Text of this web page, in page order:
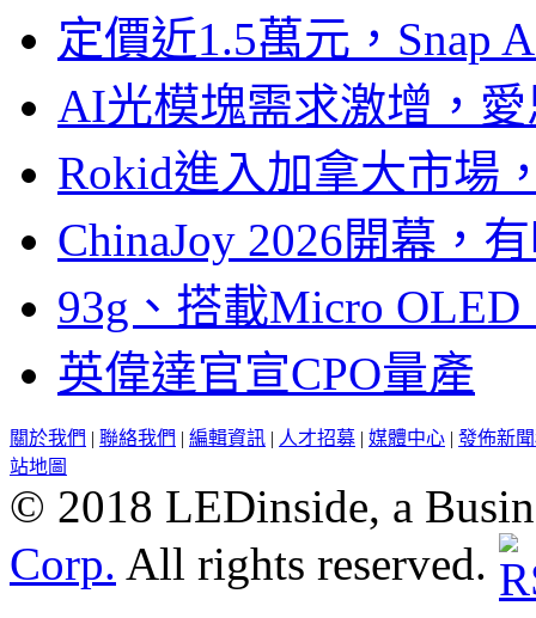
定價近1.5萬元，Snap
AI光模塊需求激增，
Rokid進入加拿大市場
ChinaJoy 2026開幕，
93g、搭載Micro
英偉達官宣CPO量產
關於我們 | 聯絡我們 | 編輯資訊 | 人才招募 | 媒體中心 | 發佈新
站地圖
© 2018 LEDinside, a
Corp. All rights reserved.